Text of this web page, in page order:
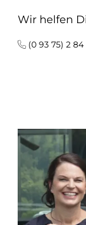
Wir helfen
(0 93 75) 2 84